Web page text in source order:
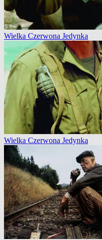
Wielka Czerwona Jedynka
Wielka Czerwona Jedynka